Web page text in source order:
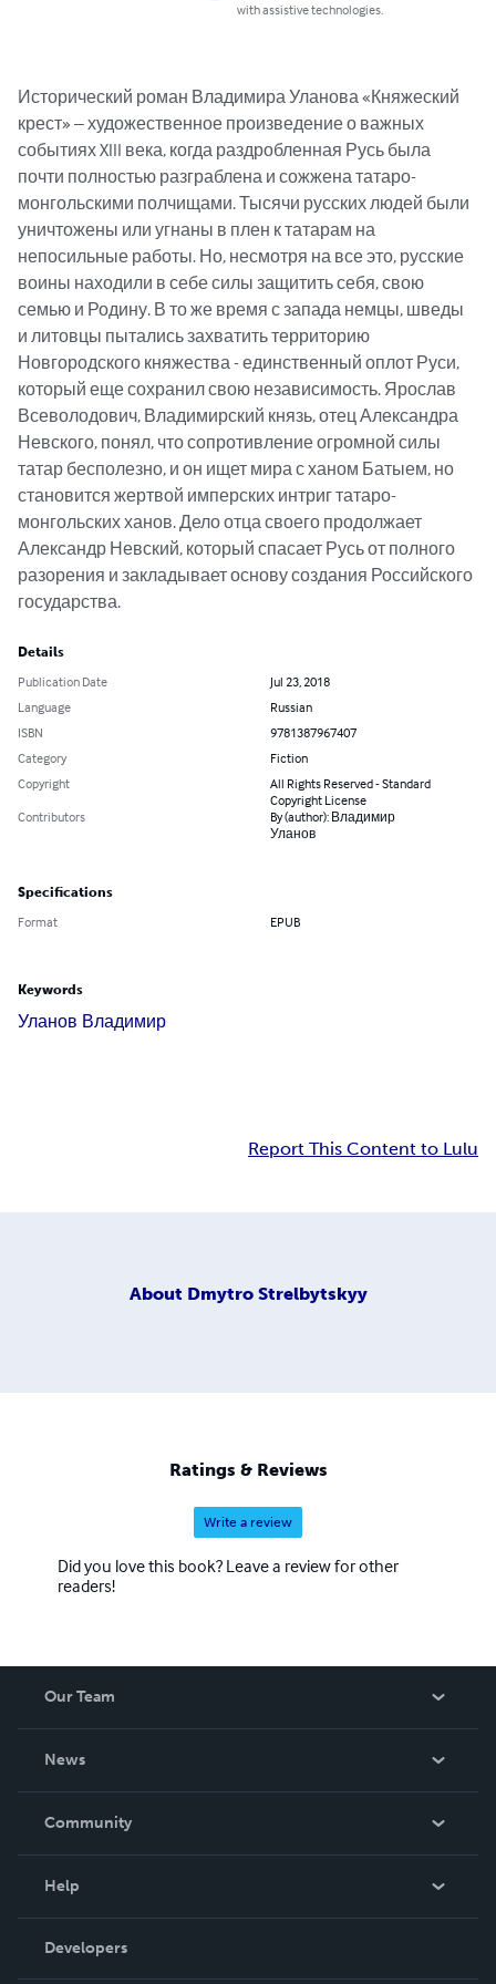
with assistive technologies.
Исторический роман Владимира Уланова «Княжеский
крест» – художественное произведение о важных
событиях XIII века, когда раздробленная Русь была
почти полностью разграблена и сожжена татаро-
монгольскими полчищами. Тысячи русских людей были
уничтожены или угнаны в плен к татарам на
непосильные работы. Но, несмотря на все это, русские
воины находили в себе силы защитить себя, свою
семью и Родину. В то же время с запада немцы, шведы
и литовцы пытались захватить территорию
Новгородского княжества - единственный оплот Руси,
который еще сохранил свою независимость. Ярослав
Всеволодович, Владимирский князь, отец Александра
Невского, понял, что сопротивление огромной силы
татар бесполезно, и он ищет мира с ханом Батыем, но
становится жертвой имперских интриг татаро-
монгольских ханов. Дело отца своего продолжает
Александр Невский, который спасает Русь от полного
разорения и закладывает основу создания Российского
государства.
Details
Publication Date
Jul 23, 2018
Language
Russian
ISBN
9781387967407
Category
Fiction
Copyright
All Rights Reserved - Standard
Copyright License
Contributors
By (author): Владимир
Уланов
Specifications
Format EPUB
Keywords
Уланов Владимир
Report This Content to Lulu
About Dmytro Strelbytskyy
Ratings & Reviews
Write a review
Did you love this book? Leave a review for other
readers!
Our Team
News
In The News
Community
Podcast
Help
Order Lookup
Knowledge Base
Developers